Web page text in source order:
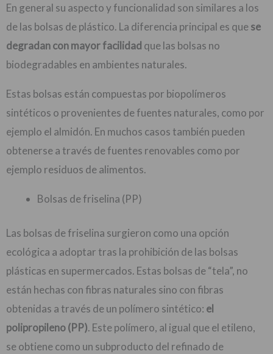
En general su aspecto y funcionalidad son similares a los
de las bolsas de plástico. La diferencia principal es quese
degradan con mayor facilidad que las bolsas no
biodegradables en ambientes naturales.
Estas bolsas están compuestas por biopolímeros
sintéticos o provenientes de fuentes naturales, como por
ejemplo el almidón. En muchos casos también pueden
obtenerse a través de fuentes renovables como por
ejemplo residuos de alimentos.
Bolsas de friselina (PP)
Las bolsas de friselina surgieron como una opción
ecológica a adoptar tras la prohibición de las bolsas
plásticas en supermercados. Estas bolsas de “tela”, no
están hechas con fibras naturales sino con fibras
obtenidas a través de un polímero sintético: el
polipropileno (PP). Este polímero, al igual que el etileno,
se obtiene como un subproducto del refinado de